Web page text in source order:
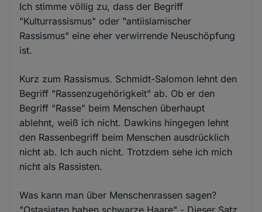
Ich stimme völlig zu, dass der Begriff
"Kulturrassismus" oder "antiislamischer
Rassismus" eine eher verwirrende Neuschöpfung
ist.
Kurz zum Rassismus. Schmidt-Salomon lehnt den
Begriff "Rassenzugehörigkeit" ab. Ob er den
Begriff "Rasse" beim Menschen überhaupt
ablehnt, weiß ich nicht. Dawkins hingegen lehnt
den Rassenbegriff beim Menschen ausdrücklich
nicht ab. Ich auch nicht. Trotzdem sehe ich mich
nicht als Rassisten.
Was kann man über Menschenrassen sagen?